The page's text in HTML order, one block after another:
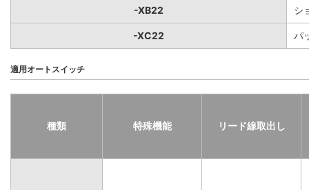
-XB22 シ
-XC22 パ
適用オートスイッチ
種類 特殊機能 リード線取出し